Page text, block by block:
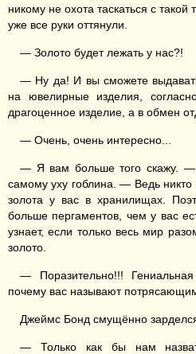
никому не охота таскаться с
уже все руки оттянули.
— Золото будет лежать у нас?!
— Ну да! И вы сможете
на ювелирные изделия,
драгоценное изделие, а в обмен
— Очень, очень интересно...
— Я вам больше того скажу. —
самому уху гоблина. — Ведь никто
золота у вас в хранилищах.
больше пергаментов, чем у вас
узнает, если только весь мир
золото.
— Поразительно!!!
почему вас называют
Джеймс Бонд смущённо
— Только как бы нам